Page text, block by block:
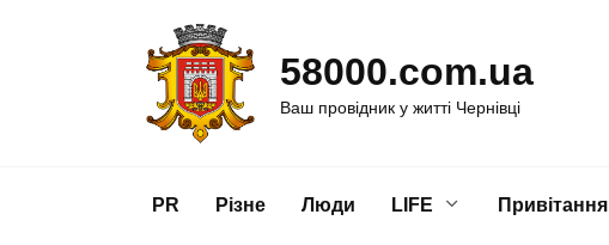
58000.com.ua
Ваш провідник у житті Чернівці
PR Різне Люди LIFE Привітання